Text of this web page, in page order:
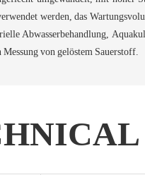
werden, das
Abwasserbehandlung,
von gelöstem Sauerstoff.